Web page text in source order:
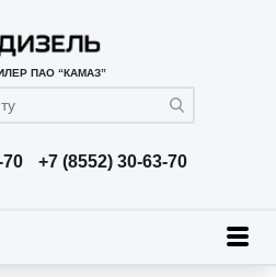
ПАО “КАМАЗ”
70 +7 (8552) 30-63-70